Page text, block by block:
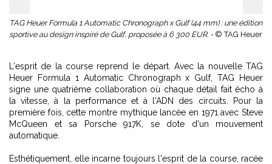
TAG Heuer Formula 1 Automatic Chronograph x Gulf (44 mm) : une édition
sportive au design inspiré de Gulf, proposée à 6 300 EUR. - © TAG Heuer
L'esprit de la course reprend le départ. Avec la nouvelle TAG
Heuer Formula 1 Automatic Chronograph x Gulf, TAG Heuer
signe une quatrième collaboration où chaque détail fait écho à
la vitesse, à la performance et à l'ADN des circuits. Pour la
première fois, cette montre mythique lancée en 1971 avec Steve
McQueen et sa Porsche 917K, se dote d'un mouvement
automatique.
Esthétiquement, elle incarne toujours l'esprit de la course, racée